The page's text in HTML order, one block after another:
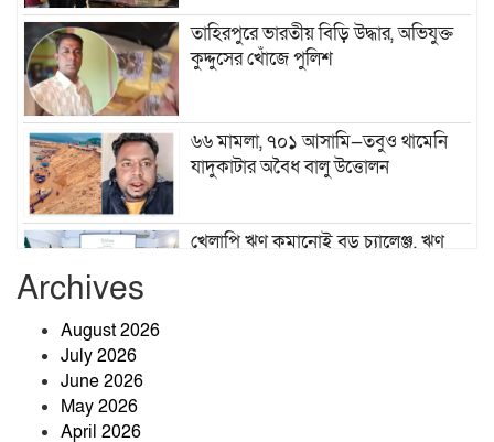
তাহিরপুরে ভারতীয় বিড়ি উদ্ধার, অভিযুক্ত
কুদ্দুসের খোঁজে পুলিশ
৬৬ মামলা, ৭০১ আসামি—তবুও থামেনি
যাদুকাটার অবৈধ বালু উত্তোলন
খেলাপি ঋণ কমানোই বড় চ্যালেঞ্জ, ঋণ
Archives
August 2026
July 2026
June 2026
May 2026
April 2026